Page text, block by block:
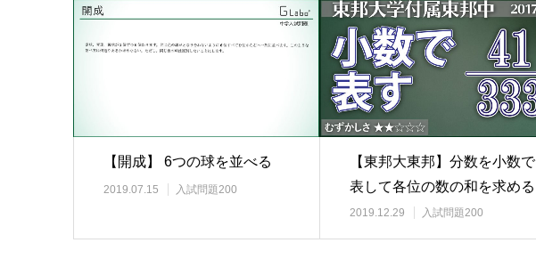
【開成】 6つの球を並べる
2019.07.15 入試問題200
【東邦大東邦】分数を小数で
表して各位の数の和を求める
2019.12.29 入試問題200